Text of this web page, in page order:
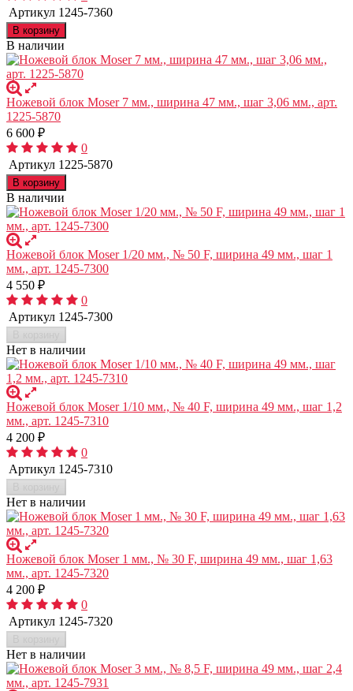
Артикул 1245-7360
В корзину
В наличии
Ножевой блок Moser 7 мм., ширина 47 мм., шаг 3,06 мм., арт.
1225-5870
6 600 ₽
0
Артикул 1225-5870
В корзину
В наличии
Ножевой блок Moser 1/20 мм., № 50 F, ширина 49 мм., шаг 1
мм., арт. 1245-7300
4 550 ₽
0
Артикул 1245-7300
Нет в наличии
Ножевой блок Moser 1/10 мм., № 40 F, ширина 49 мм., шаг 1,2
мм., арт. 1245-7310
4 200 ₽
0
Артикул 1245-7310
Нет в наличии
Ножевой блок Moser 1 мм., № 30 F, ширина 49 мм., шаг 1,63
мм., арт. 1245-7320
4 200 ₽
0
Артикул 1245-7320
Нет в наличии